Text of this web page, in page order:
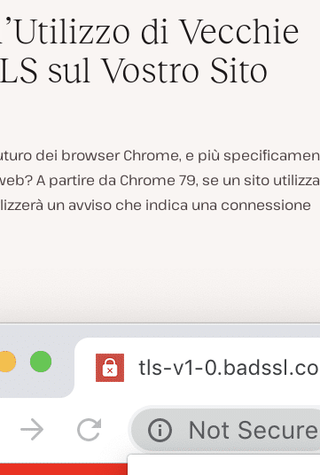
di Vecchie
sul Vostro Sito
dei browser Chrome, e più
A partire da Chrome 79, se un sito utilizza
un avviso che indica una connessione